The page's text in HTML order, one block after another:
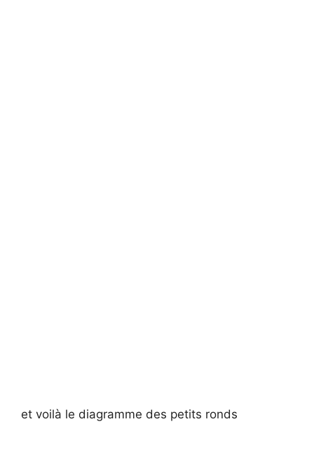
et voilà le diagramme des petits ronds